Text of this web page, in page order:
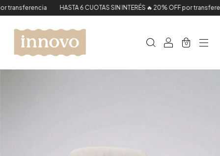
transferencia HASTA 6 CUOTAS SIN INTERÉS 🔥 20% OFF por
0